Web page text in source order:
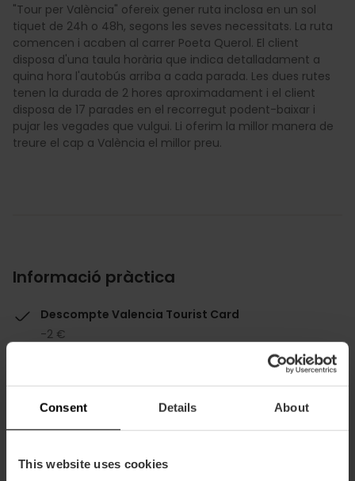
Consent Details About
This website uses cookies
"Tour per València" ofereix gener ruta inclosa en un sol
tiquet de 24h o 48h, segons les seves necessitats. La ruta
comencen i acaben al carrer Poeta Querol. El client
disposa d'una taula horària que indica detalladament a
quina hora l'autobús arriba a cada parada. Les dues rutes
tenen la durada de 2 hores aproximadament i el client
disposa de 17 parades en el recorregut podent-baixar i
pujar les vegades que vulgui. Li oferim la millor manera de
treure el cap a València el millor preu.
Informació pràctica
Descompte Valencia Tourist Card
-2 €
Com arribar